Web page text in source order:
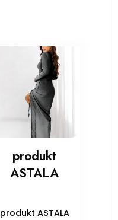
produkt
ASTALA
produkt ASTALA